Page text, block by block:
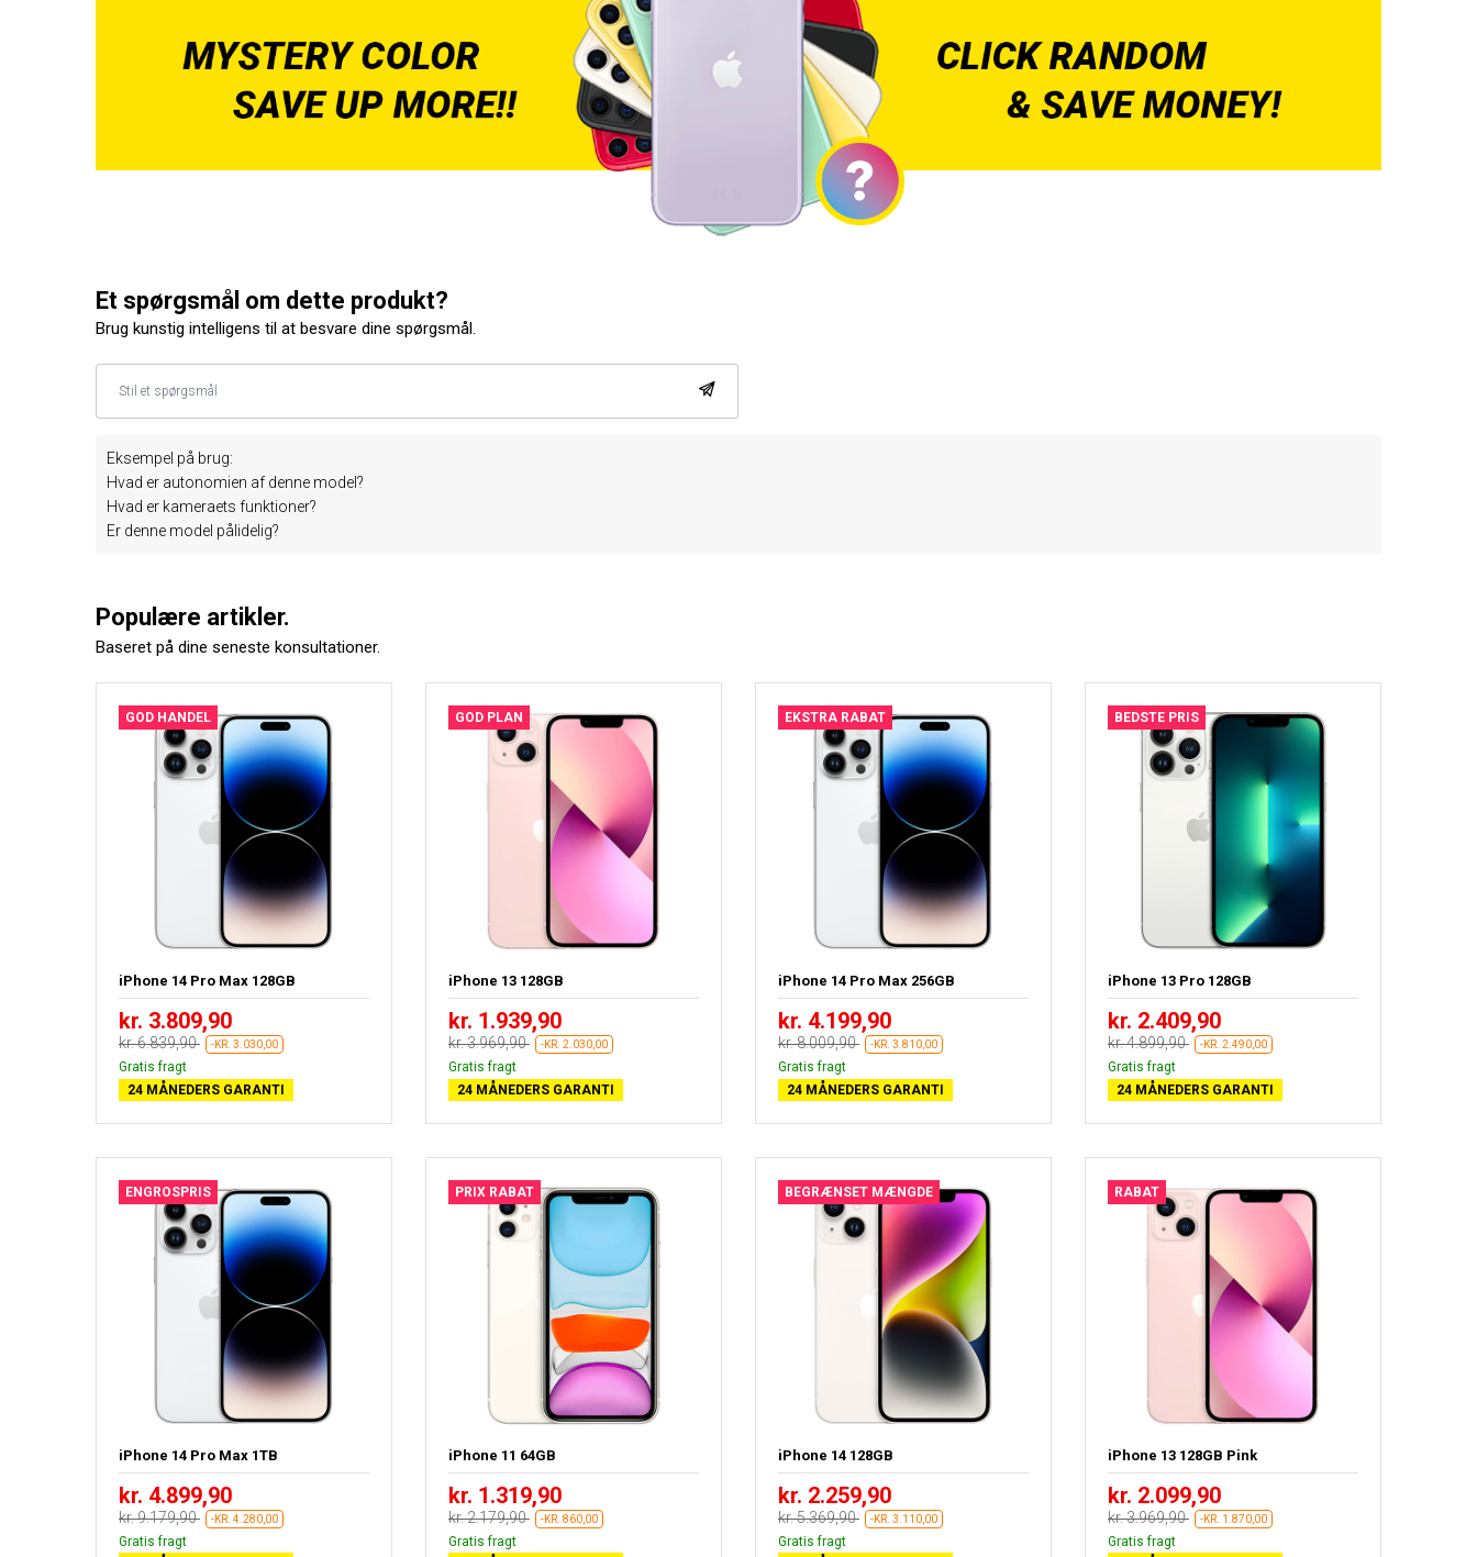
Et spørgsmål om dette produkt?
Brug kunstig intelligens til at besvare dine spørgsmål.
Eksempel på brug:
Hvad er autonomien af denne model?
Hvad er kameraets funktioner?
Er denne model pålidelig?
Populære artikler.
Baseret på dine seneste konsultationer.
GOD HANDEL
iPhone 14 Pro Max 128GB
kr. 3.809,90
kr. 6.839,90 -KR. 3.030,00
Gratis fragt
24 MÅNEDERS GARANTI
GOD PLAN
iPhone 13 128GB
kr. 1.939,90
kr. 3.969,90 -KR. 2.030,00
Gratis fragt
24 MÅNEDERS GARANTI
EKSTRA RABAT
iPhone 14 Pro Max 256GB
kr. 4.199,90
kr. 8.009,90 -KR. 3.810,00
Gratis fragt
24 MÅNEDERS GARANTI
BEDSTE PRIS
iPhone 13 Pro 128GB
kr. 2.409,90
kr. 4.899,90 -KR. 2.490,00
Gratis fragt
24 MÅNEDERS GARANTI
ENGROSPRIS
iPhone 14 Pro Max 1TB
kr. 4.899,90
kr. 9.179,90 -KR. 4.280,00
Gratis fragt
PRIX RABAT
iPhone 11 64GB
kr. 1.319,90
kr. 2.179,90 -KR. 860,00
Gratis fragt
BEGRÆNSET MÆNGDE
iPhone 14 128GB
kr. 2.259,90
kr. 5.369,90 -KR. 3.110,00
Gratis fragt
RABAT
iPhone 13 128GB Pink
kr. 2.099,90
kr. 3.969,90 -KR. 1.870,00
Gratis fragt